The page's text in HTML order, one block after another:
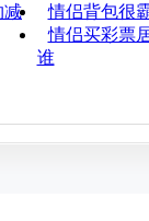
减
情侣背包很
情侣买彩票
谁